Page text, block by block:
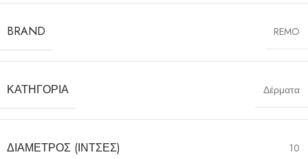
BRAND REMO
ΚΑΤΗΓΟΡΊΑ Δέρματα
ΔΙΆΜΕΤΡΟΣ (ΊΝΤΣΕΣ) 10